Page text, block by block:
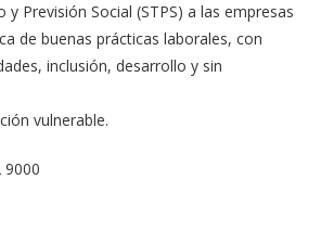
y Previsión Social (STPS) a las empresas
de buenas prácticas laborales, con
inclusión, desarrollo y sin
vulnerable.
9000